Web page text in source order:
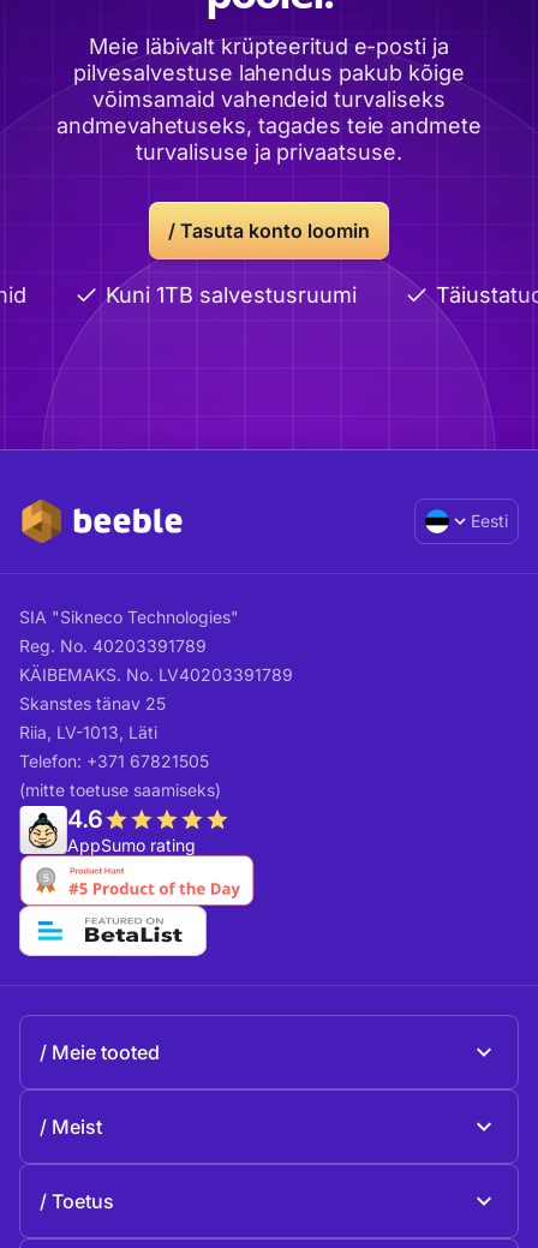
Meie läbivalt krüpteeritud e-posti ja
pilvesalvestuse lahendus pakub kõige
võimsamaid vahendeid turvaliseks
andmevahetuseks, tagades teie andmete
turvalisuse ja privaatsuse.
/ Tasuta konto loomin
Kuni 1TB salvestusruumi Täiustatud
Eesti
SIA "Sikneco Technologies"
Reg. No. 40203391789
KÄIBEMAKS. No. LV40203391789
Skanstes tänav 25
Riia, LV-1013, Läti
Telefon: +371 67821505
(mitte toetuse saamiseks)
4.6
AppSumo rating
Meie tooted
Meist
Toetus